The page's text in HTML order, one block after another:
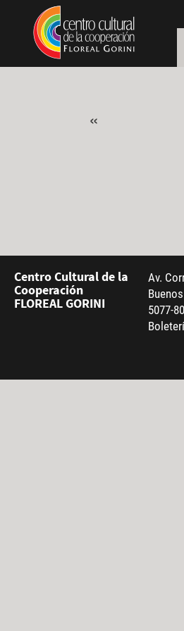
Pasar al contenido principal
Jump to main content
«
Centro Cultural de la
Cooperación
FLOREAL GORINI
Av.
5077-